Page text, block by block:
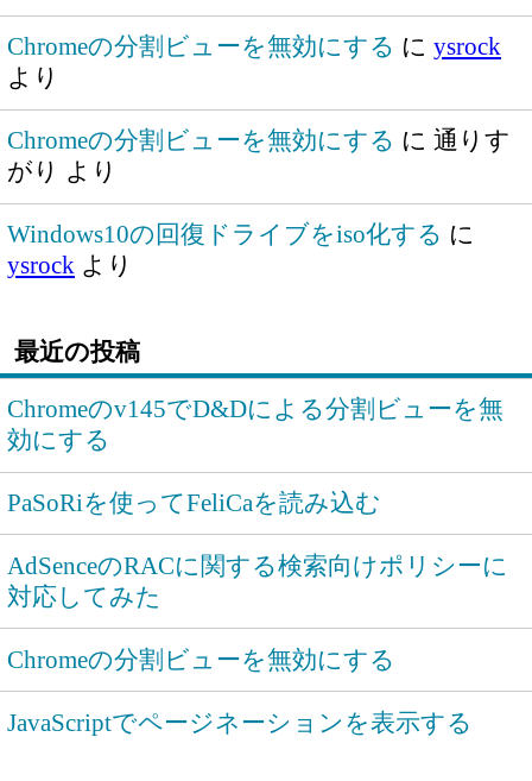
Chromeの分割ビューを無効にする に ysrock
より
Chromeの分割ビューを無効にする に 通りす
がり より
Windows10の回復ドライブをiso化する に
ysrockより
最近の投稿
Chromeのv145でD&Dによる分割ビューを無
効にする
PaSoRiを使ってFeliCaを読み込む
AdSenceのRACに関する検索向けポリシーに
対応してみた
Chromeの分割ビューを無効にする
JavaScriptでページネーションを表示する